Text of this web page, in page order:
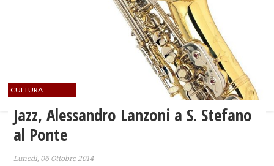
CULTURA
Jazz, Alessandro Lanzoni a S. Stefano
al Ponte
Lunedì, 06 Ottobre 2014